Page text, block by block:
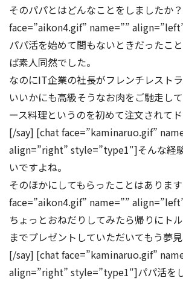
そのパパとはどんなことをしましたか
face=”aikon4.gif” name=””
パパ活を始めて間もないときだったこ
ば素人同然でした。
なのにIT企業の社長がフレンチレスト
いいかにも高級そうなお肉をご馳走し
ース料理というのを初めて注文されてド
[/say] [chat face=”kaminaruo.gif”
align=”right” style=”type1″]そんな経
いですよね。
そのほかにしてもらったことはありま
face=”aikon4.gif” name=””
ちょっとおねだりしてみたら帰りにト
までプレゼントしていただいてもう夢見
[/say] [chat face=”kaminaruo.gif”
align=”right” style=”type1″]パパ活を